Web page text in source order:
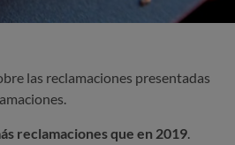
las reclamaciones presentadas
reclamaciones que en 2019.